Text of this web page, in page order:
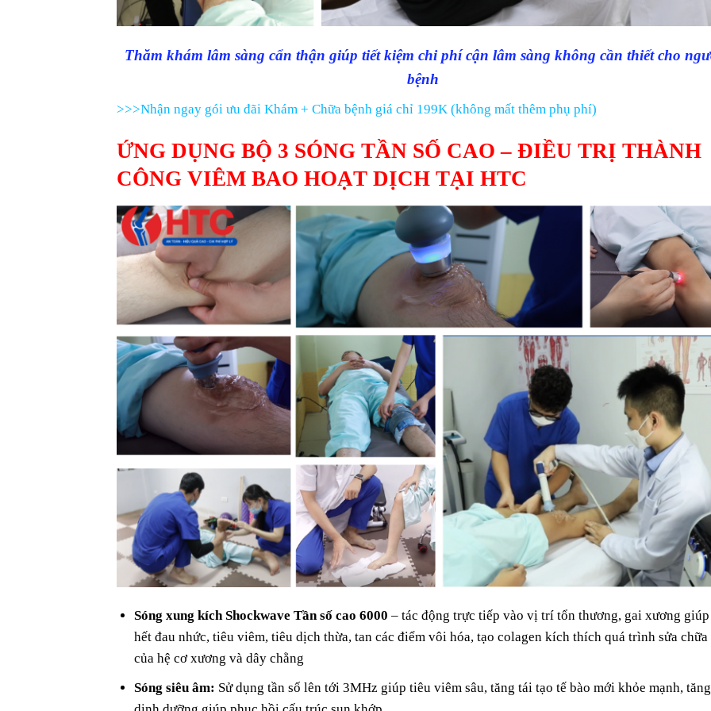
Thăm khám lâm sàng cẩn thận giúp tiết kiệm chi phí cận lâm sàng không cần thiết cho
bệnh
>>>Nhận ngay gói ưu đãi Khám + Chữa bệnh giá chỉ 199K (không mất thêm phụ phí)
ỨNG DỤNG BỘ 3 SÓNG TẦN SỐ CAO – ĐIỀU TRỊ THÀNH
CÔNG VIÊM BAO HOẠT DỊCH TẠI HTC
Sóng xung kích Shockwave Tần số cao 6000 – tác động trực tiếp vào vị trí tổn thương, gai xương giúp
hết đau nhức, tiêu viêm, tiêu dịch thừa, tan các điểm vôi hóa, tạo colagen kích thích quá trình sửa chữa
của hệ cơ xương và dây chằng
Sóng siêu âm: Sử dụng tần số lên tới 3MHz giúp tiêu viêm sâu, tăng tái tạo tế bào mới khỏe mạnh, tăng